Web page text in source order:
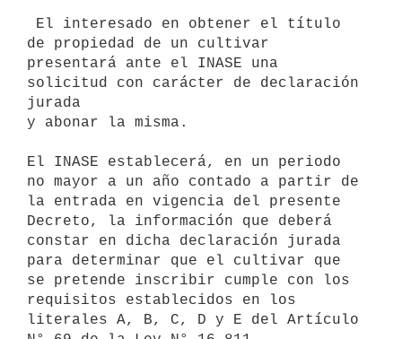
de propiedad de un cultivar
presentará ante el INASE una
solicitud con carácter de declaración
jurada
y abonar la misma.
El INASE establecerá, en un periodo
no mayor a un año contado a partir de
la entrada en vigencia del presente
Decreto, la información que deberá
constar en dicha declaración jurada
para determinar que el cultivar que
se pretende inscribir cumple con los
requisitos establecidos en los
literales A, B, C, D y E del Artículo